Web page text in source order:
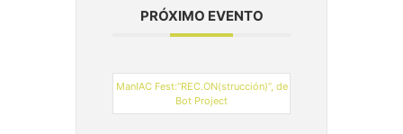
PRÓXIMO EVENTO
ManIAC Fest:“REC.ON(strucción)”, de
Bot Project